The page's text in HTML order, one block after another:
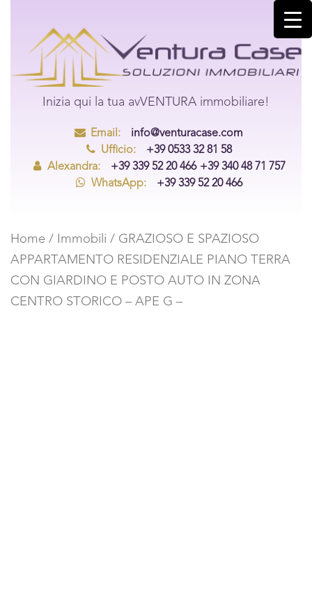
Inizia qui la tua avVENTURA immobiliare!
Email:
info@venturacase.com
Ufficio:
+39 0533 32 81 58
Alexandra:
+39 339 52 20 466 +39 340 48 71 757
WhatsApp:
+39 339 52 20 466
Home / Immobili / GRAZIOSO E SPAZIOSO
APPARTAMENTO RESIDENZIALE PIANO TERRA
CON GIARDINO E POSTO AUTO IN ZONA
CENTRO STORICO – APE G –